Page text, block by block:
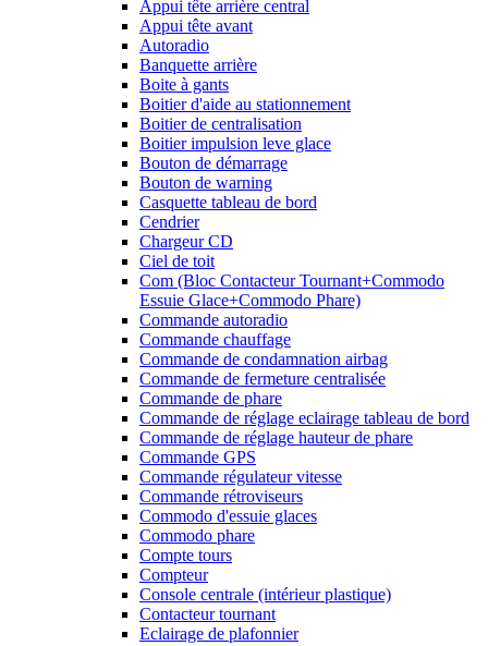
Appui tête arrière central
Appui tête avant
Autoradio
Banquette arrière
Boite à gants
Boitier d'aide au stationnement
Boitier de centralisation
Boitier impulsion leve glace
Bouton de démarrage
Bouton de warning
Casquette tableau de bord
Cendrier
Chargeur CD
Ciel de toit
Com (Bloc Contacteur Tournant+Commodo
Essuie Glace+Commodo Phare)
Commande autoradio
Commande chauffage
Commande de condamnation airbag
Commande de fermeture centralisée
Commande de phare
Commande de réglage eclairage tableau de bord
Commande de réglage hauteur de phare
Commande GPS
Commande régulateur vitesse
Commande rétroviseurs
Commodo d'essuie glaces
Commodo phare
Compte tours
Compteur
Console centrale (intérieur plastique)
Contacteur tournant
Eclairage de plafonnier